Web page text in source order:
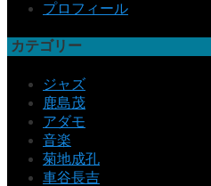
プロフィール
カテゴリー
ジャズ
鹿島茂
アダモ
音楽
菊地成孔
車谷長吉